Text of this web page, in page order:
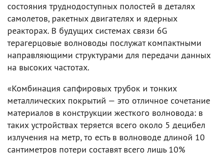
состояния труднодоступных полостей в деталях
самолетов, ракетных двигателях и ядерных
реакторах. В будущих системах связи 6G
терагерцовые волноводы послужат компактными
направляющими структурами для передачи данных
на высоких частотах.
«Комбинация сапфировых трубок и тонких
металлических покрытий — это отличное сочетание
материалов в конструкции жесткого волновода: в
таких устройствах теряется всего около 5 децибел
излучения на метр, то есть в волноводе длиной 10
сантиметров потери составят всего лишь 10%